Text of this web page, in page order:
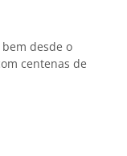
desde o
centenas de